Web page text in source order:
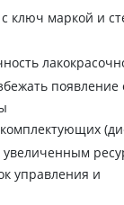
ключ маркой и
появление
управления и